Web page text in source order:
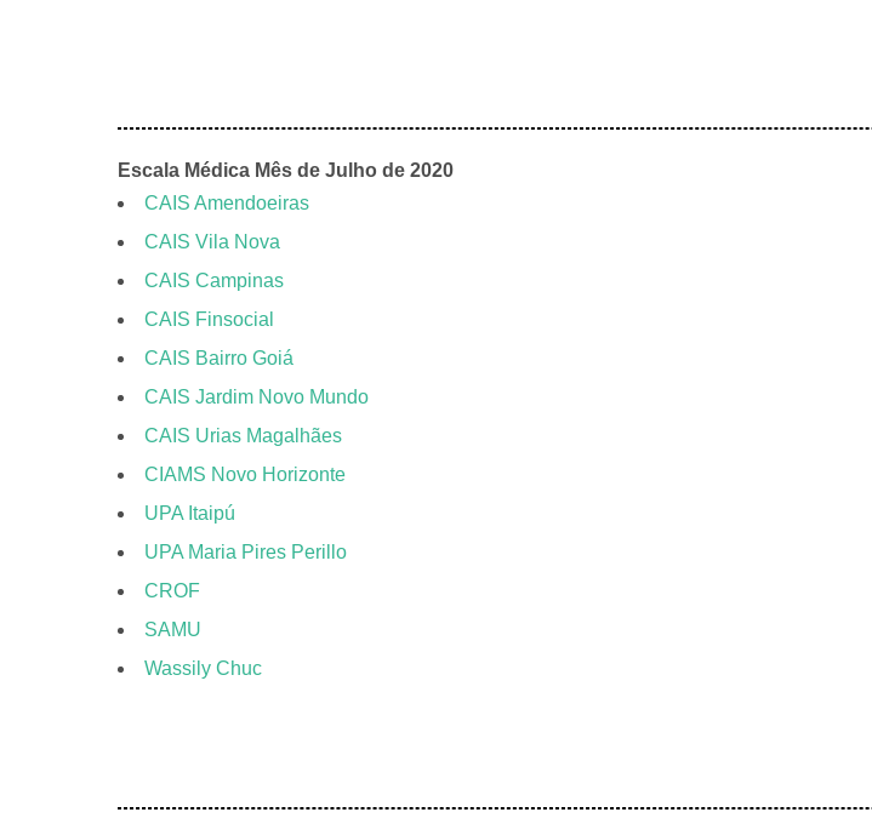
Escala Médica Mês de Julho de 2020
CAIS Amendoeiras
CAIS Vila Nova
CAIS Campinas
CAIS Finsocial
CAIS Bairro Goiá
CAIS Jardim Novo Mundo
CAIS Urias Magalhães
CIAMS Novo Horizonte
UPA Itaipú
UPA Maria Pires Perillo
CROF
SAMU
Wassily Chuc